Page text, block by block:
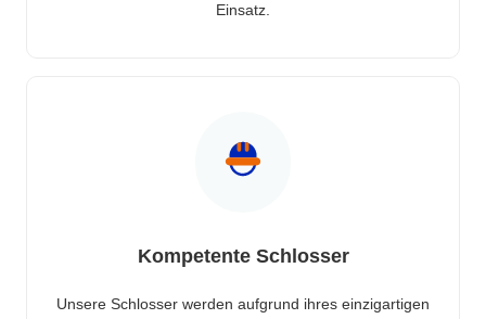
Einsatz.
Kompetente Schlosser
Unsere Schlosser werden aufgrund ihres einzigartigen